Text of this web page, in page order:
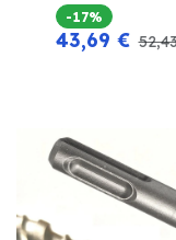
-17%
43,69 €